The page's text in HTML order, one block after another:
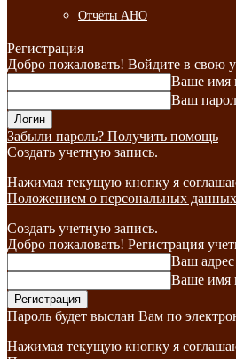
Отчёты АНО
Регистрация
Добро пожаловать! Войдите в свою
Ваше имя
Ваш
Забыли пароль? Получить помощь
Создать учетную запись.
Нажимая текущую кнопку я
Положением о персональных
Создать учетную запись.
Добро пожаловать! Регистрация
Ваш
Ваше имя
Пароль будет выслан Вам по
Нажимая текущую кнопку я